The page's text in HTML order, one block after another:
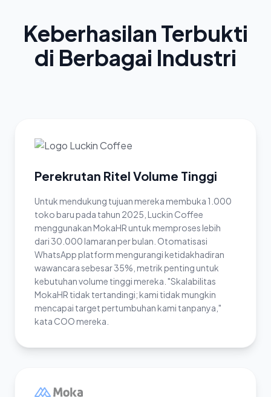
Keberhasilan Terbukti
di Berbagai Industri
Perekrutan Ritel Volume Tinggi
Untuk mendukung tujuan mereka membuka 1.000
toko baru pada tahun 2025, Luckin Coffee
menggunakan MokaHR untuk memproses lebih
dari 30.000 lamaran per bulan. Otomatisasi
WhatsApp platform mengurangi ketidakhadiran
wawancara sebesar 35%, metrik penting untuk
kebutuhan volume tinggi mereka. "Skalabilitas
MokaHR tidak tertandingi; kami tidak mungkin
mencapai target pertumbuhan kami tanpanya,"
kata COO mereka.